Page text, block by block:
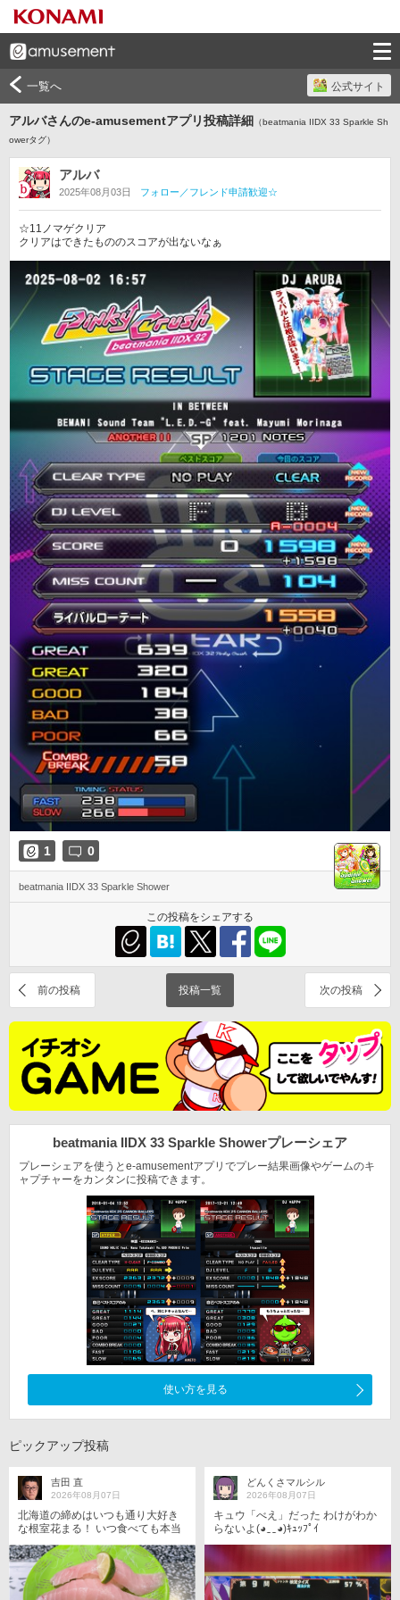
一覧へ 公式サイト
アルバさんのe-amusementアプリ投稿詳細 （beatmania IIDX 33 Sparkle Sh
owerタグ）
アルバ
2025年08月03日 フォロー／フレンド申請歓迎☆
☆11ノマゲクリア
クリアはできたもののスコアが出ないなぁ
1 0
beatmania IIDX 33 Sparkle Shower
この投稿をシェアする
前の投稿 投稿一覧 次の投稿
beatmania IIDX 33 Sparkle Showerプレーシェア
プレーシェアを使うとe-amusementアプリでプレー結果画像やゲームのキ
ャプチャーをカンタンに投稿できます。
使い方を見る
ピックアップ投稿
吉田 直
2026年08月07日
北海道の締めはいつも通り大好き
な根室花まる！ いつ食べても本当
に美味しい(^｡^) 今日は麻雀格闘倶
楽部の東風に16:45〜参戦しますm
(_ _)m
どんくさマルシル
2026年08月07日
キュウ「べえ」だった わけがわか
らないよ(◕‿‿◕)ｷｭｯﾌﾟｲ